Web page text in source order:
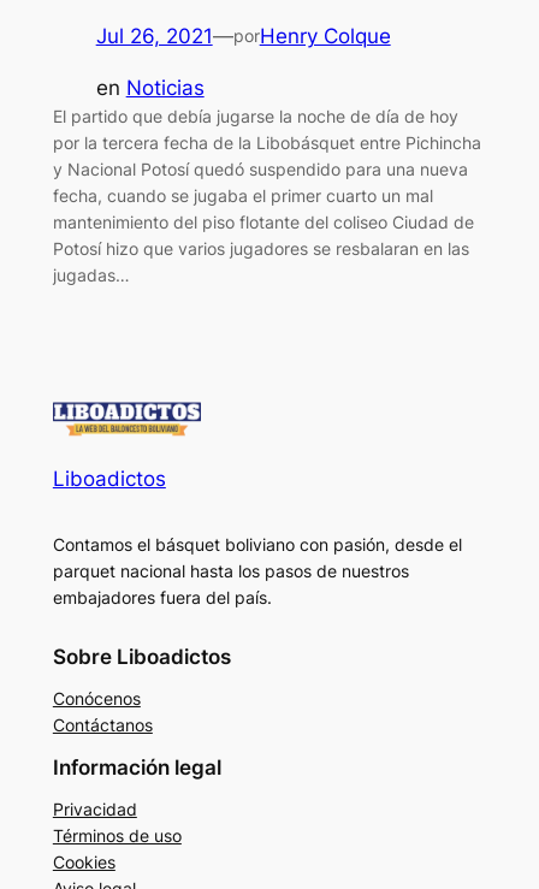
Jul 26, 2021—porHenry Colque
en Noticias
El partido que debía jugarse la noche de día de hoy
por la tercera fecha de la Libobásquet entre Pichincha
y Nacional Potosí quedó suspendido para una nueva
fecha, cuando se jugaba el primer cuarto un mal
mantenimiento del piso flotante del coliseo Ciudad de
Potosí hizo que varios jugadores se resbalaran en las
jugadas…
Liboadictos
Contamos el básquet boliviano con pasión, desde el
parquet nacional hasta los pasos de nuestros
embajadores fuera del país.
Sobre Liboadictos
Conócenos
Contáctanos
Información legal
Privacidad
Términos de uso
Cookies